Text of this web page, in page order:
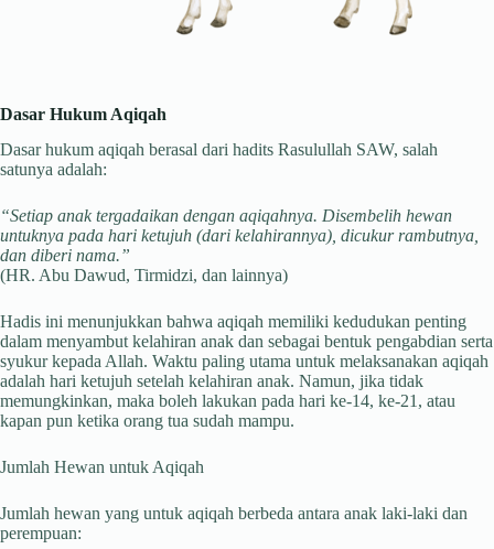
Dasar Hukum Aqiqah
Dasar hukum aqiqah berasal dari hadits Rasulullah SAW, salah
satunya adalah:
“Setiap anak tergadaikan dengan aqiqahnya. Disembelih hewan
untuknya pada hari ketujuh (dari kelahirannya), dicukur rambutnya,
dan diberi nama.”
(HR. Abu Dawud, Tirmidzi, dan lainnya)
Hadis ini menunjukkan bahwa aqiqah memiliki kedudukan penting
dalam menyambut kelahiran anak dan sebagai bentuk pengabdian serta
syukur kepada Allah. Waktu paling utama untuk melaksanakan aqiqah
adalah hari ketujuh setelah kelahiran anak. Namun, jika tidak
memungkinkan, maka boleh lakukan pada hari ke-14, ke-21, atau
kapan pun ketika orang tua sudah mampu.
Jumlah Hewan untuk Aqiqah
Jumlah hewan yang untuk aqiqah berbeda antara anak laki-laki dan
perempuan: